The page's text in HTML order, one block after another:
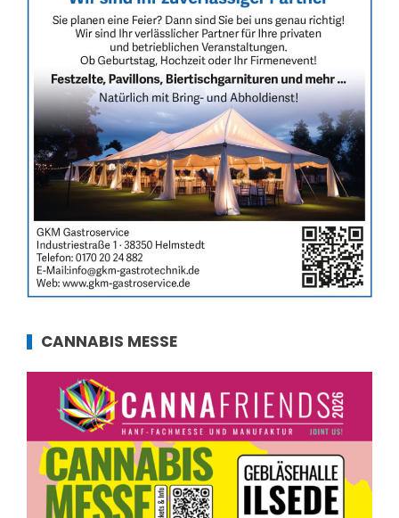
CANNABIS MESSE